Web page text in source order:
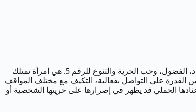
)، والذكاء الحاد، الفضول، وحب الحرية والتنوع للرقم 5. هي امرأة تمتلك
القدرة على التواصل بفعالية، التكيف مع مختلف المواقف
طويلة. عنادها الحملي قد يظهر في إصرارها على حريتها الشخصية أو